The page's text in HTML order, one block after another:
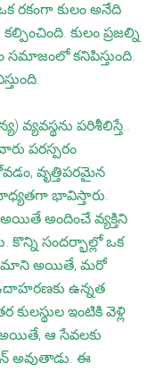
రకంగా కులం అనేది
కులం ప్రజల్ని
కనిపిస్తుంది.
పరిశీలిస్తే..
పరస్పరం
వృత్తిపరమైన
భావిస్తారు.
అందించే వ్యక్తిని
కొన్ని సందర్భాల్లో ఒక
అయితే, మరో
ఉన్నత
కులస్థుల ఇంటికి వెళ్లి
ఆ సేవలకు
అవుతాడు. ఈ